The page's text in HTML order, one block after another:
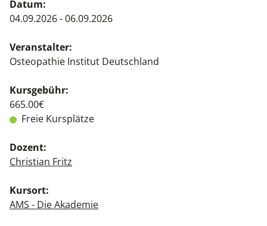
Datum:
04.09.2026 - 06.09.2026
Veranstalter:
Osteopathie Institut Deutschland
Kursgebühr:
665.00€
Freie Kursplätze
Dozent:
Christian Fritz
Kursort:
AMS - Die Akademie